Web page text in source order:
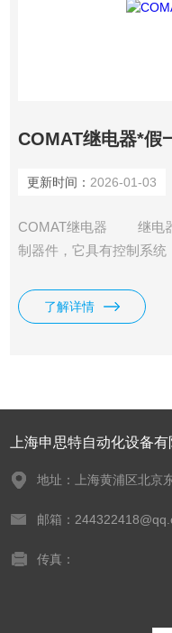
COMAT继电器*假
更新时间： 2026-01-03
COMAT继电器 继电器
制器件，它具有控制系
称输出回路），通常应
小的电流去控制较大电流
自动调节、安全保护、转
了解详情
上海申思特自动化设备有
地址：上海黄浦区北京
邮箱：
传真：